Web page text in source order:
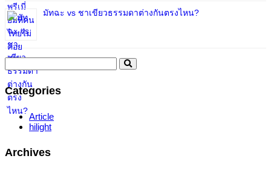
มัทฉะ vs ชาเขียวธรรมดาต่างกันตรงไหน?
Categories
Article
hilight
Archives